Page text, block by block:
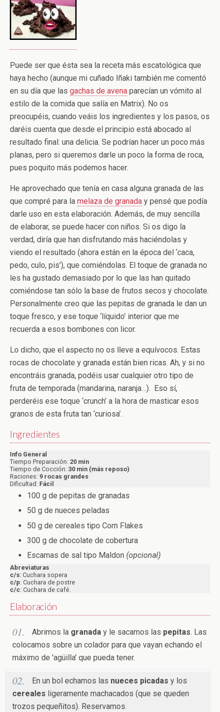
Puede ser que ésta sea la receta más escatológica que
haya hecho (aunque mi cuñado Iñaki también me comentó
en su día que las gachas de avena parecían un vómito al
estilo de la comida que salía en Matrix). No os
preocupéis, cuando veáis los ingredientes y los pasos, os
daréis cuenta que desde el principio está abocado al
resultado final: una delicia. Se podrían hacer un poco más
planas, pero si queremos darle un poco la forma de roca,
pues poquito más podemos hacer.
He aprovechado que tenía en casa alguna granada de las
que compré para la melaza de granada y pensé que podía
darle uso en esta elaboración. Además, de muy sencilla
de elaborar, se puede hacer con niños. Si os digo la
verdad, diría que han disfrutando más haciéndolas y
viendo el resultado (ahora están en la época del ‘caca,
pedo, culo, pis’), que comiéndolas. El toque de granada no
les ha gustado demasiado por lo que las han quitado
comiéndose tan sólo la base de frutos secos y chocolate.
Personalmente creo que las pepitas de granada le dan un
toque fresco, y ese toque ‘líquido’ interior que me
recuerda a esos bombones con licor.
Lo dicho, que el aspecto no os lleve a equívocos. Estas
rocas de chocolate y granada están bien ricas. Ah, y si no
encontráis granada, podéis usar cualquier otro tipo de
fruta de temporada (mandarina, naranja…). Eso sí,
perderéis ese toque ‘crunch’ a la hora de masticar esos
granos de esta fruta tan ‘curiosa’.
Ingredientes
Info General
Tiempo Preparación: 20 min
Tiempo de Cocción: 30 min (más reposo)
Raciones: 9 rocas grandes
Dificultad: Fácil
100 g de pepitas de granadas
50 g de nueces peladas
50 g de cereales tipo Corn Flakes
300 g de chocolate de cobertura
Escamas de sal tipo Maldon (opcional)
Abreviaturas
c/s: Cuchara sopera
c/p: Cuchara de postre
c/c: Cuchara de café.
Elaboración
Abrimos la granada y le sacamos las pepitas. Las
colocamos sobre un colador para que vayan echando el
máximo de 'agüilla' que pueda tener.
En un bol echamos las nueces picadas y los
cereales ligeramente machacados (que se queden
trozos pequeñitos). Reservamos.